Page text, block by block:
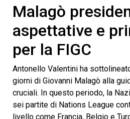
seconds
of
minutes,
58
seconds
Malagò
aspettative e
per la FIGC
Antonello Valentini ha
giorni di Giovanni Malagò alla
cruciali. In questo periodo, la
sei partite di Nations League
livello come Francia, Belgio e